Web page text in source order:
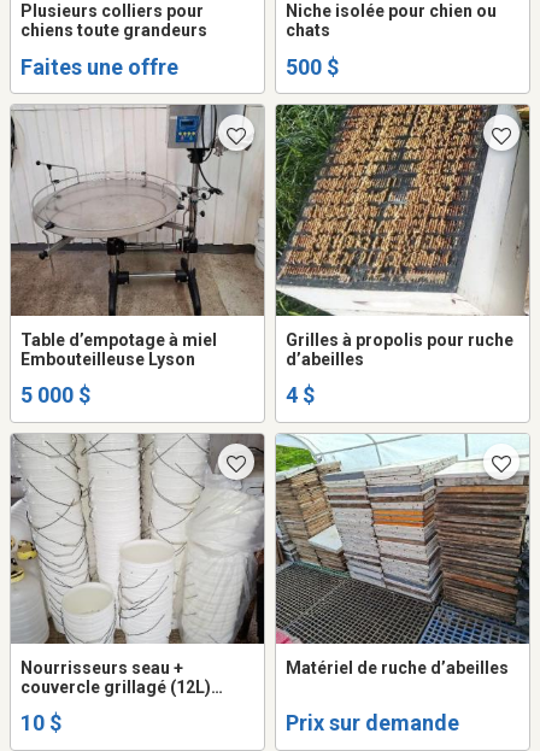
Plusieurs colliers pour
chiens toute grandeurs
Faites une offre
Niche isolée pour chien ou
chats
500 $
Table d’empotage à miel
Embouteilleuse Lyson
5 000 $
Grilles à propolis pour ruche
d’abeilles
4 $
Nourrisseurs seau +
couvercle grillagé (12L)
10 $
Matériel de ruche d’abeilles
Prix sur demande